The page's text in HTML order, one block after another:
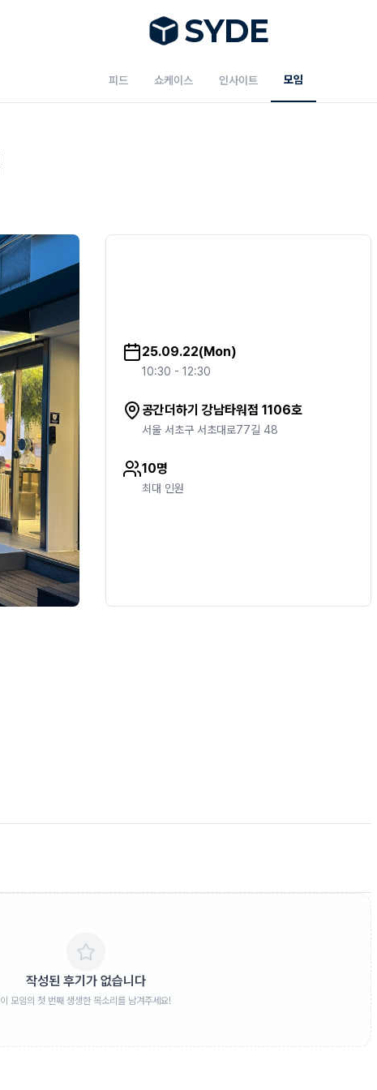
SYDE
피드 쇼케이스 인사이트 모임
25.09.22(Mon)
10:30 - 12:30
공간더하기 강남타워점 1106호
서울 서초구 서초대로77길 48
10명
최대 인원
작성된 후기가 없습니다
이 모임의 첫 번째 생생한 목소리를 남겨주세요!